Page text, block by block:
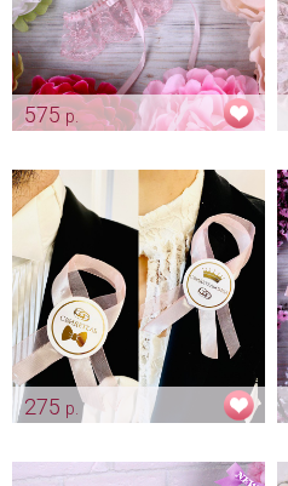
575 р.
Арт: podv_0068
275 р.
Арт: shtu_0086